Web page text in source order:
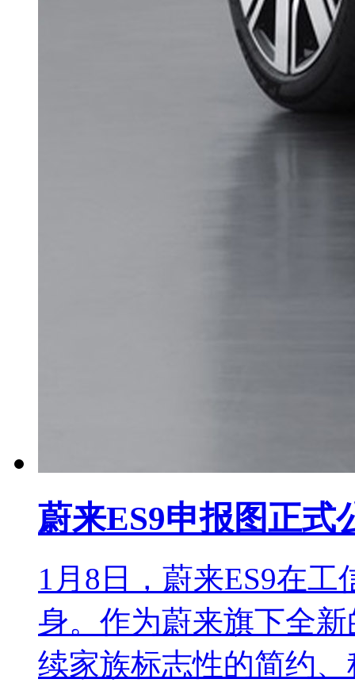
蔚来ES9申报图正式
1月8日，蔚来ES9在
身。作为蔚来旗下全
续家族标志性的简约